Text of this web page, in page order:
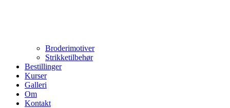
Broderimotiver
Strikketilbehør
Bestillinger
Kurser
Galleri
Om
Kontakt